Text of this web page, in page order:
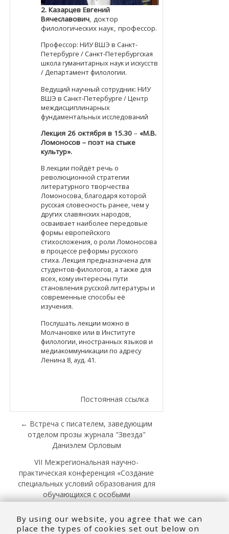
2. Казарцев Евгений
Вячеславович, доктор
филологических наук, профессор.
Профессор: НИУ ВШЭ в Санкт-
Петербурге / Санкт-Петербургская
школа гуманитарных наук и искусств
/ Департамент филологии.
Ведущий научный сотрудник: НИУ
ВШЭ в Санкт-Петербурге / Центр
междисциплинарных
фундаментальных исследований
Лекция 26 октября в 15.30– «М.В.
Ломоносов – поэт на стыке
культур».
В лекции пойдёт речь о
революционной стратегии
литературного творчества
Ломоносова, благодаря которой
русская словесность ранее, чем у
других славянских народов,
осваивает наиболее передовые
формы европейского
стихосложения, о роли Ломоносова
в процессе реформы русского
стиха. Лекция предназначена для
студентов-филологов, а также для
всех, кому интересны пути
становления русской литературы и
современные способы её
изучения.
Послушать лекции можно в
Молчановке или в Институте
филологии, иностранных языков и
медиакоммуникации по адресу
Ленина 8, ауд. 41.
Постоянная ссылка
← Встреча с писателем, заведующим
отделом прозы журнала "Звезда"
Даниэлем Орловым
VII Межрегиональная научно-
практическая конференция «Создание
специальных условий образования для
обучающихся с особыми
образовательными потребностями в
образовательном пространстве:
результаты, опыт, перспективы» →
By using our website, you agree that we can
place the types of cookies set out below on